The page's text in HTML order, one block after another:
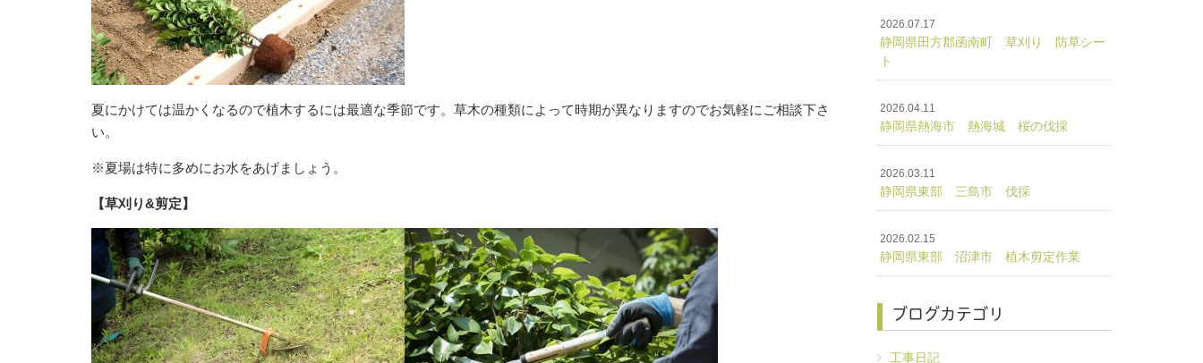
夏にかけては温かくなるので植木するには最適な季節です。草木の種類によって時期が異なりますのでお気軽にご相談下さ
い。
※夏場は特に多めにお水をあげましょう。
【草刈り&剪定】
2026.07.17
静岡県田方郡函南町 草刈り 防草シー
ト
2026.04.11
静岡県熱海市 熱海城 桜の伐採
2026.03.11
静岡県東部 三島市 伐採
2026.02.15
静岡県東部 沼津市 植木剪定作業
ブログカテゴリ
工事日記